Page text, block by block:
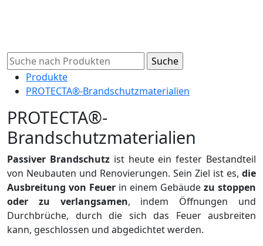
Produkte
PROTECTA®-Brandschutzmaterialien
PROTECTA®-
Brandschutzmaterialien
Passiver Brandschutzist heute ein fester Bestandteil
von Neubauten und Renovierungen. Sein Ziel ist es, die
Ausbreitung von Feuer in einem Gebäude zu stoppen
oder zu verlangsamen, indem Öffnungen und
Durchbrüche, durch die sich das Feuer ausbreiten
kann, geschlossen und abgedichtet werden.